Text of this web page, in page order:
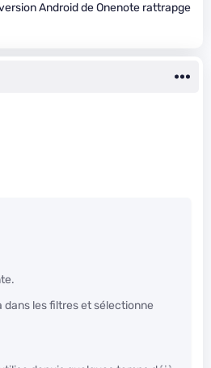
Android de Onenote rattrapge
dans les filtres et sélectionne